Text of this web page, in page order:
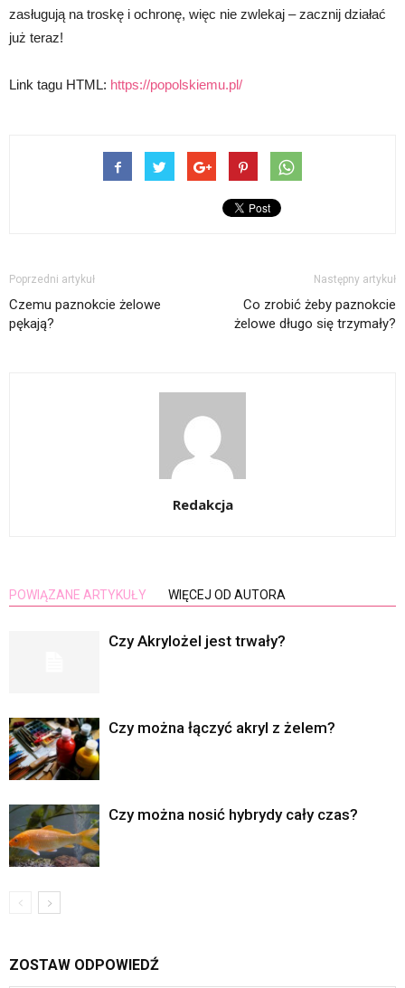
zasługują na troskę i ochronę, więc nie zwlekaj – zacznij działać
już teraz!
Link tagu HTML: https://popolskiemu.pl/
Poprzedni artykuł
Czemu paznokcie żelowe
pękają?
Następny artykuł
Co zrobić żeby paznokcie
żelowe długo się trzymały?
Redakcja
POWIĄZANE ARTYKUŁY WIĘCEJ OD AUTORA
Czy Akrylożel jest trwały?
Czy można łączyć akryl z żelem?
Czy można nosić hybrydy cały czas?
ZOSTAW ODPOWIEDŹ